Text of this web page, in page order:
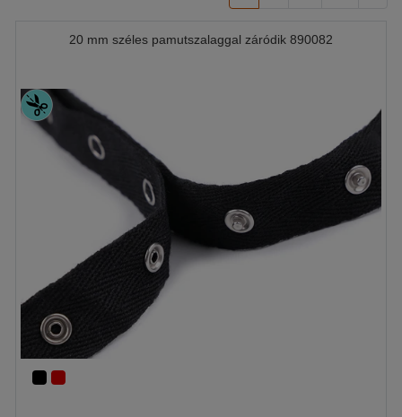
20 mm széles pamutszalaggal záródik 890082